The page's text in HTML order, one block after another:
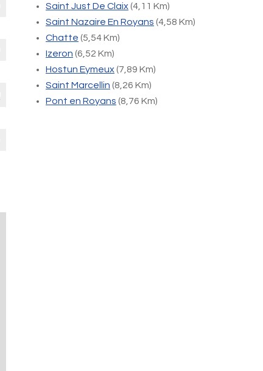
Saint Just De Claix(4,11 Km)
Saint Nazaire En Royans (4,58 Km)
Chatte (5,54 Km)
Izeron (6,52 Km)
Hostun Eymeux(7,89 Km)
Saint Marcellin (8,26 Km)
Pont en Royans (8,76 Km)